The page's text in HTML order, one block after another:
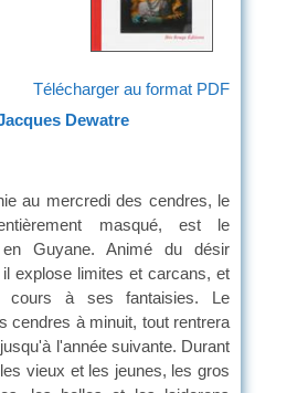
Télécharger au format PDF
Dewatre
au mercredi des cendres, le
masqué, est le
en Guyane. Animé du désir
explose limites et carcans, et
cours à ses fantaisies. Le
cendres à minuit, tout rentrera
l'année suivante. Durant
vieux et les jeunes, les gros